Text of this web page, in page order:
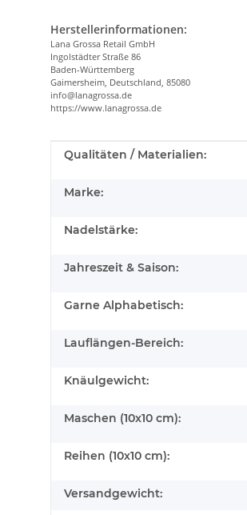
Herstellerinformationen:
Lana Grossa Retail GmbH
Ingolstädter Straße 86
Baden-Württemberg
Gaimersheim, Deutschland, 85080
info@lanagrossa.de
https://www.lanagrossa.de
Produkteigenschaft
Wert
Qualitäten / Materialien:
Marke:
Nadelstärke:
Jahreszeit & Saison:
Garne Alphabetisch:
Lauflängen-Bereich:
Knäulgewicht:
Maschen (10x10 cm):
Reihen (10x10 cm):
Versandgewicht: